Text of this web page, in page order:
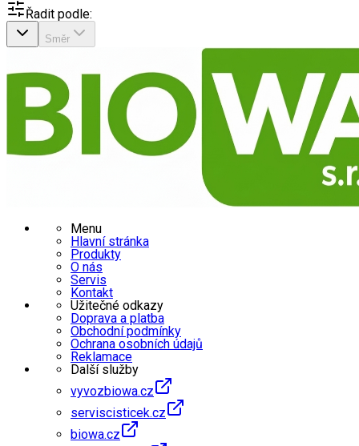
Řadit podle:
Směr
Menu
Hlavní stránka
Produkty
O nás
Servis
Kontakt
Užitečné odkazy
Doprava a platba
Obchodní podmínky
Ochrana osobních údajů
Reklamace
Další služby
vyvozbiowa.cz
serviscisticek.cz
biowa.cz